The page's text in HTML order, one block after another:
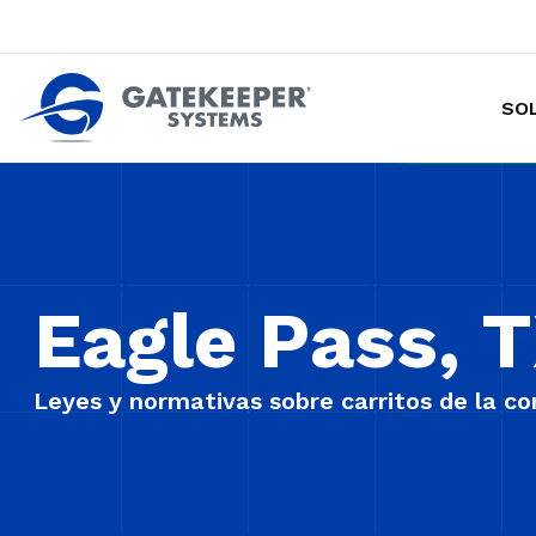
Eagle Pass,
Leyes y normativas sobre carritos de la